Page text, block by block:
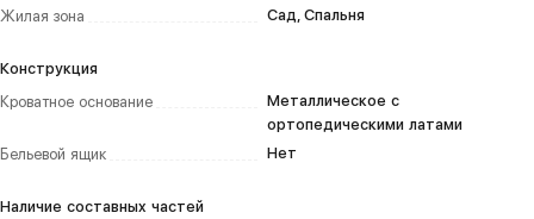
Жилая зона
Сад, Спальня
Конструкция
Кроватное основание
Металлическое с
ортопедическими латами
Бельевой ящик
Нет
Наличие составных частей